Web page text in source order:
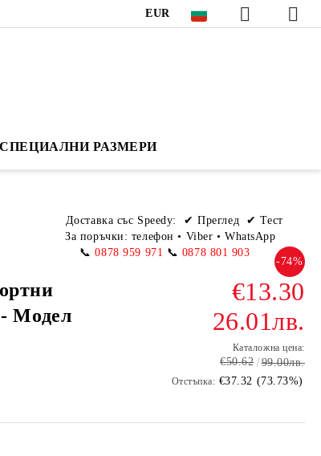
EUR
СПЕЦИАЛНИ РАЗМЕРИ
Доставка със Speedy:
✔ Преглед ✔ Тест
За поръчки: телефон• Viber • WhatsApp
📞 0878 959 971 📞 0878 801 903
- Модел
-74%
€13.30
26.01лв.
Каталожна цена:
€50.62 99.00лв.
Отстъпка: €37.32 (73.73%)